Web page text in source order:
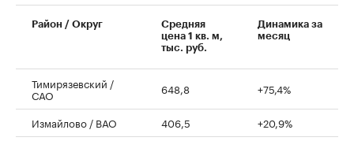
00:00 / 00:00
Район / Округ
Средняя
цена 1 кв. м,
тыс. руб.
Динамика за
месяц
Тимирязевский /
САО 648,8 +75,4%
Измайлово / ВАО 406,5
+20,9%